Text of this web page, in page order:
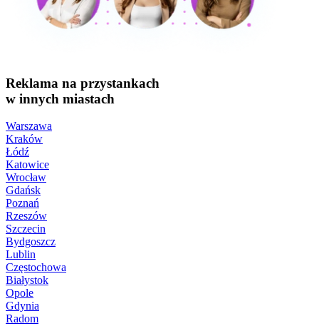
Reklama na przystankach
w innych miastach
Warszawa
Kraków
Łódź
Katowice
Wrocław
Gdańsk
Poznań
Rzeszów
Szczecin
Bydgoszcz
Lublin
Częstochowa
Białystok
Opole
Gdynia
Radom